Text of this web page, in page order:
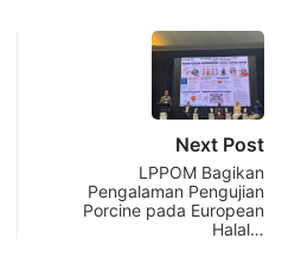
Next Post
LPPOM Bagikan
Pengalaman Pengujian
Porcine pada European
Halal…